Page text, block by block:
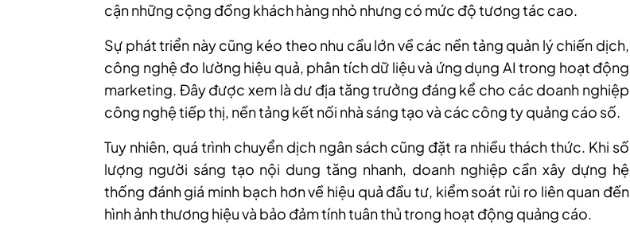
cận những cộng đồng khách hàng nhỏ nhưng có mức độ tương tác cao.
Sự phát triển này cũng kéo theo nhu cầu lớn về các nền tảng quản lý chiến dịch,
công nghệ đo lường hiệu quả, phân tích dữ liệu và ứng dụng AI trong hoạt động
marketing. Đây được xem là dư địa tăng trưởng đáng kể cho các doanh nghiệp
công nghệ tiếp thị, nền tảng kết nối nhà sáng tạo và các công ty quảng cáo số.
Tuy nhiên, quá trình chuyển dịch ngân sách cũng đặt ra nhiều thách thức. Khi số
lượng người sáng tạo nội dung tăng nhanh, doanh nghiệp cần xây dựng hệ
thống đánh giá minh bạch hơn về hiệu quả đầu tư, kiểm soát rủi ro liên quan đến
hình ảnh thương hiệu và bảo đảm tính tuân thủ trong hoạt động quảng cáo.